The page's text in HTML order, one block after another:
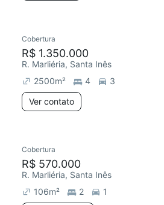
Cobertura
R$ 1.350.000
R. Marliéria, Santa Inês
2500m² 4
3
Ver contato
Redecorar
Cobertura
R$ 570.000
R. Marliéria, Santa Inês
106m² 2
1